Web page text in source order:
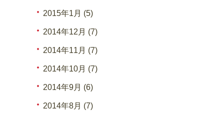
2015年1月 (5)
2014年12月 (7)
2014年11月 (7)
2014年10月 (7)
2014年9月 (6)
2014年8月 (7)